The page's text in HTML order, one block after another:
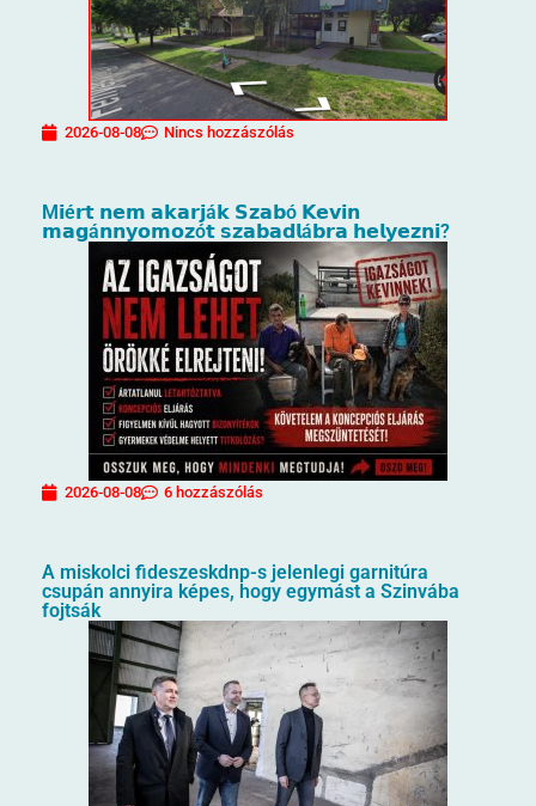
2026-08-08 Nincs hozzászólás
M𝗶é𝗿𝘁 𝗻𝗲𝗺 𝗮𝗸𝗮𝗿𝗷á𝗸 𝗦𝘇𝗮𝗯ó 𝗞𝗲𝘃𝗶𝗻
𝗺𝗮𝗴á𝗻𝗻𝘆𝗼𝗺𝗼𝘇ó𝘁 𝘀𝘇𝗮𝗯𝗮𝗱𝗹á𝗯𝗿𝗮 𝗵𝗲𝗹𝘆𝗲𝘇𝗻𝗶?
2026-08-08 6 hozzászólás
A miskolci fideszeskdnp-s jelenlegi garnitúra
csupán annyira képes, hogy egymást a Szinvába
fojtsák